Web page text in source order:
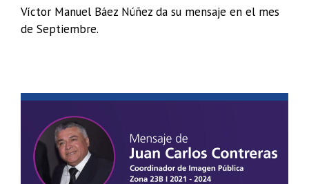
Víctor Manuel Báez Núñez da su mensaje en el mes
de Septiembre.